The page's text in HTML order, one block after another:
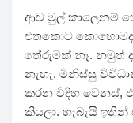
ආව මුල් කාලෙනම්
එතකොට කොහොමද
තේරුමක් නෑ. නමුත්
නැහැ. මිනිස්සු
කරන විදිහ වෙනස්,
කියලා. හැබැයි